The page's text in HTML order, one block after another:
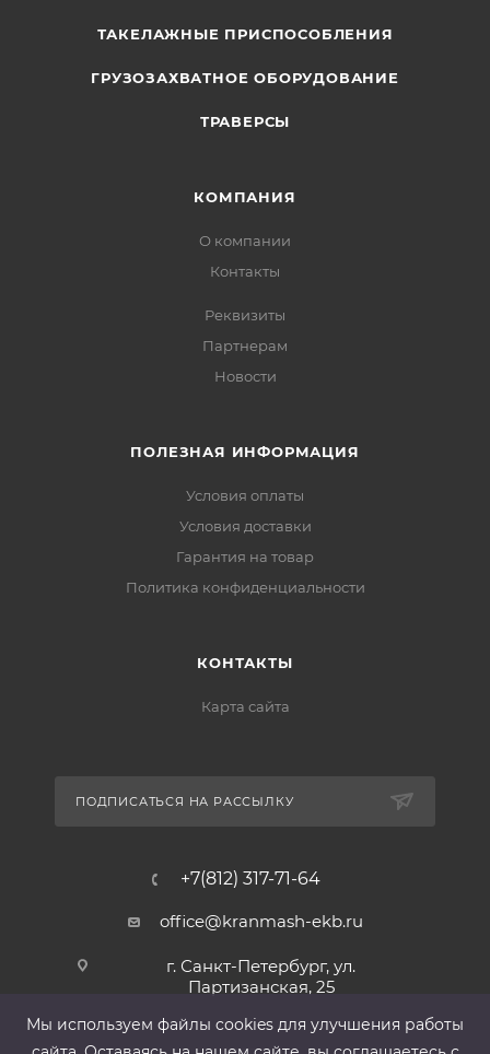
ТАКЕЛАЖНЫЕ ПРИСПОСОБЛЕНИЯ
ГРУЗОЗАХВАТНОЕ ОБОРУДОВАНИЕ
ТРАВЕРСЫ
КОМПАНИЯ
О компании
Контакты
Реквизиты
Партнерам
Новости
ПОЛЕЗНАЯ ИНФОРМАЦИЯ
Условия оплаты
Условия доставки
Гарантия на товар
Политика конфиденциальности
КОНТАКТЫ
Карта сайта
ПОДПИСАТЬСЯ НА РАССЫЛКУ
+7(812) 317-71-64
office@kranmash-ekb.ru
г. Санкт-Петербург, ул.
Партизанская, 25
Мы используем файлы cооkies для улучшения работы